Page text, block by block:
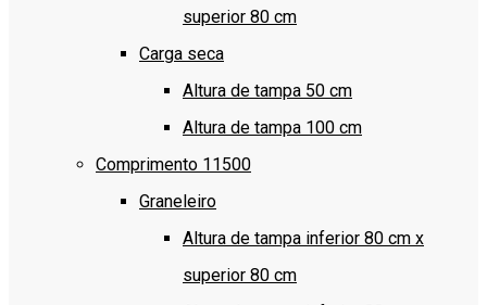
superior 80 cm
Carga seca
Altura de tampa 50 cm
Altura de tampa 100 cm
Comprimento 11500
Graneleiro
Altura de tampa inferior 80 cm x
superior 80 cm